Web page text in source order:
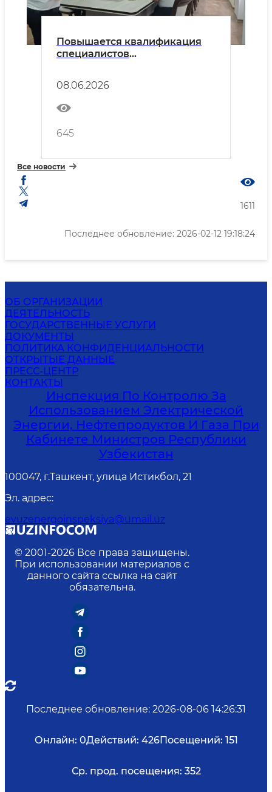
Повышается квалификация
специалистов
08.06.2026
645
Все новости
1611
Последнее обновление: 2026-02-12 19:18:24
ОБ ОРГАНИЗАЦИИ
ДЕЯТЕЛЬНОСТЬ
ГОСУДАРСТВЕННЫЕ УСЛУГИ
ДОКУМЕНТЫ
ПОЛИТИКА КОНФИДЕНЦИАЛЬНОСТИ
ОТКРЫТЫЕ ДАННЫЕ
ПРЕСС-ЦЕНТР
КОНТАКТЫ
Инспекция По Контролю За
Использованием Электрической
Энергии, Нефтепродуктов И Газа При
Кабинете Министров Республики
Узбекистан
100047, г.Ташкент, улица Истикбол, 21
Эл. адрес:
evuzenergoinspeksiya@umail.uz
© 2001-2026 Все права защищены.
При использовании материалов с
данного сайта ссылка на сайт
обязательна.
Последнее обновление: 2026-08-06 14:26:31
Онлайн: 0Действий: 426Посещений: 151
Ср. прод. посещения: 352